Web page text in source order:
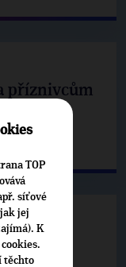
příznivcům
TOP
síťové
jej
K
těchto